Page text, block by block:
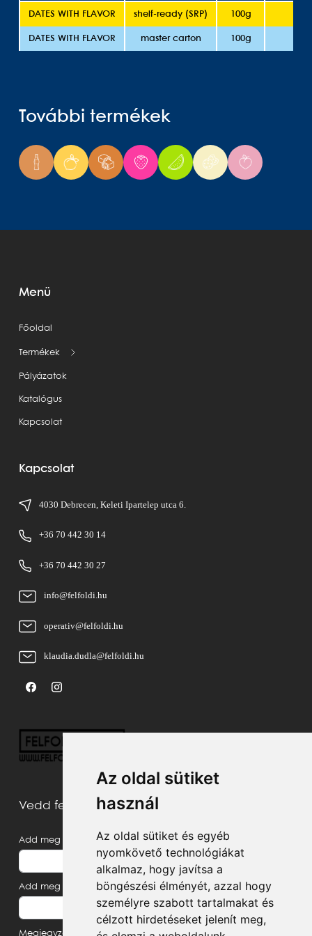
Az oldal sütiket
használ
Az oldal sütiket és egyéb
nyomkövető technológiákat
alkalmaz, hogy javítsa a
böngészési élményét, azzal hogy
személyre szabott tartalmakat és
célzott hirdetéseket jelenít meg,
DATES WITH FLAVOR shelf-ready (SRP) 100g
DATES WITH FLAVOR master carton 100g
További termékek
Menü
Főoldal
Termékek
Pályázatok
Katalógus
Kapcsolat
Kapcsolat
4030 Debrecen, Keleti Ipartelep utca 6.
+36 70 442 30 14
+36 70 442 30 27
info@felfoldi.hu
operativ@felfoldi.hu
klaudia.dudla@felfoldi.hu
Vedd fel velünk a kapcsolatot
Add meg a neved
Add meg az e-mail címed
Megjegyzés, üzenet